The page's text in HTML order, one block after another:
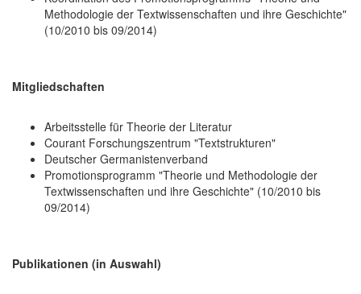
Methodologie der Textwissenschaften und ihre Geschichte"
(10/2010 bis 09/2014)
Mitgliedschaften
Arbeitsstelle für Theorie der Literatur
Courant Forschungszentrum "Textstrukturen"
Deutscher Germanistenverband
Promotionsprogramm "Theorie und Methodologie der
Textwissenschaften und ihre Geschichte" (10/2010 bis
09/2014)
Publikationen (in Auswahl)